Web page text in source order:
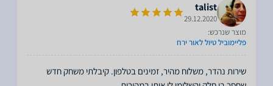
talist
29.12.2020
מוצר שנרכש:
פליימוביל טיול לאור ירח
שירות נהדר, משלוח מהיר, זמינים בטלפון. קיבלתי משחק חדש